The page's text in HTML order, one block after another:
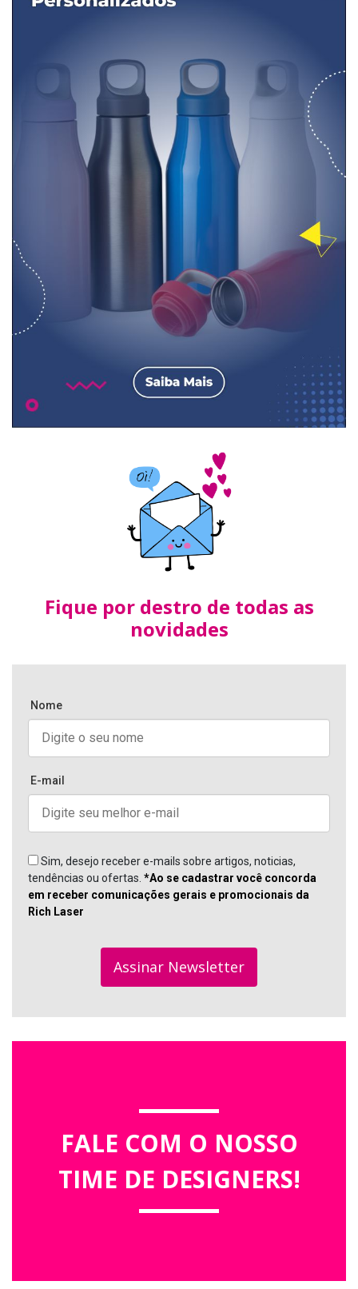
Fique por destro de todas as
novidades
Nome
E-mail
Sim, desejo receber e-mails sobre artigos, noticias,
tendências ou ofertas. *Ao se cadastrar você concorda
em receber comunicações gerais e promocionais da
Rich Laser
Assinar Newsletter
FALE COM O NOSSO
TIME DE DESIGNERS!